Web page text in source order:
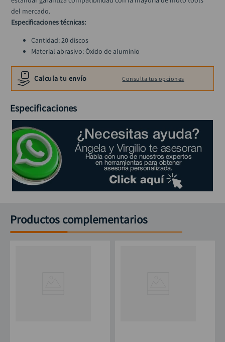
del mercado.
Especificaciones técnicas:
Cantidad: 20 discos
Material abrasivo: Óxido de aluminio
Diámetro del eje: 2 mm
Aplicación: Desbaste y limpieza
Calcula tu envío Consulta tus opciones
Especificaciones
Productos complementarios